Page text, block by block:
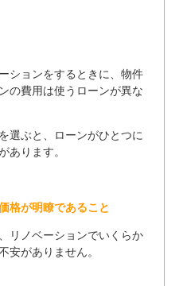
ションをするときに、物件
の費用は使うローンが異な
選ぶと、ローンがひとつに
あります。
格が明瞭であること
リノベーションでいくらか
安がありません。